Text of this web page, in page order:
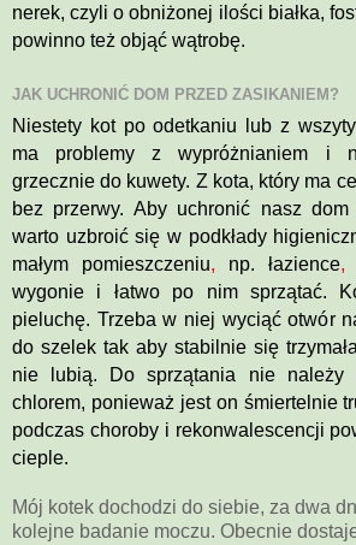
nerek, czyli o obniżonej ilości białka,
powinno też objąć wątrobę.
JAK UCHRONIĆ DOM PRZED ZASIKANIEM?
Niestety kot po odetkaniu lub z
ma problemy zwypróżnianiem
i
grzecznie do kuwety. Z kota, który ma
bez przerwy. Aby uchronić nasz dom
warto uzbroić się w podkłady
małym pomieszczeniu, np. łazience,
wygonie i łatwo po nim sprzątać.
pieluchę. Trzeba w niej wyciąć otwór
do szelek tak aby stabilnie się
nie lubią. Do sprzątania nie należy
chlorem, ponieważ jest on śmiertelnie
podczas choroby i rekonwalescencji
cieple.
Mój kotek dochodzi do siebie, za dwa
kolejne badanie moczu. Obecnie